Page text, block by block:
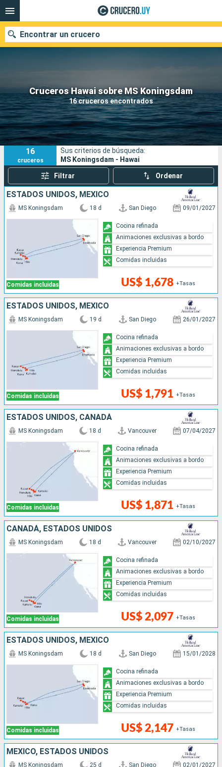
Cruceros Hawai sobre MS Koningsdam
16 cruceros encontrados
Encontrar un crucero
Nuestros destinos
Fecha de salida
Puertos Compañías
Buscar
16
cruceros
Sus criterios de búsqueda:
MS Koningsdam - Hawai
Filtrar Ordenar
ESTADOS UNIDOS, MÉXICO
Comidas incluidas
MS Koningsdam 18 d San Diego 09/01/2027
US$ 1,678 +Tasas
Cocina refinada
Animaciones exclusivas a bordo
Experiencia Premium
Comidas incluidas
ESTADOS UNIDOS, MÉXICO
Comidas incluidas
MS Koningsdam 19 d San Diego 26/01/2027
US$ 1,791 +Tasas
Cocina refinada
Animaciones exclusivas a bordo
Experiencia Premium
Comidas incluidas
ESTADOS UNIDOS, CANADÁ
Comidas incluidas
MS Koningsdam 18 d Vancouver 07/04/2027
US$ 1,871 +Tasas
Cocina refinada
Animaciones exclusivas a bordo
Experiencia Premium
Comidas incluidas
CANADÁ, ESTADOS UNIDOS
Comidas incluidas
MS Koningsdam 18 d Vancouver 02/10/2027
US$ 2,097 +Tasas
Cocina refinada
Animaciones exclusivas a bordo
Experiencia Premium
Comidas incluidas
ESTADOS UNIDOS, MÉXICO
Comidas incluidas
MS Koningsdam 18 d San Diego 15/01/2028
US$ 2,147 +Tasas
Cocina refinada
Animaciones exclusivas a bordo
Experiencia Premium
Comidas incluidas
MÉXICO, ESTADOS UNIDOS
MS Koningsdam 25 d San Diego 02/01/2027